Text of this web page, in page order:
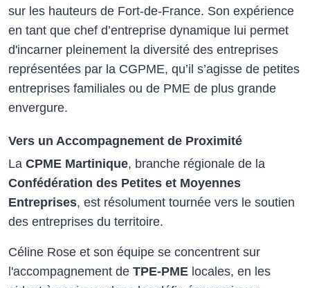
sur les hauteurs de Fort-de-France. Son expérience
en tant que chef d’entreprise dynamique lui permet
d'incarner pleinement la diversité des entreprises
représentées par la CGPME, qu’il s’agisse de petites
entreprises familiales ou de PME de plus grande
envergure.
Vers un Accompagnement de Proximité
La CPME Martinique, branche régionale de la
Confédération des Petites et Moyennes
Entreprises, est résolument tournée vers le soutien
des entreprises du territoire.
Céline Rose et son équipe se concentrent sur
l'accompagnement de TPE-PME locales, en les